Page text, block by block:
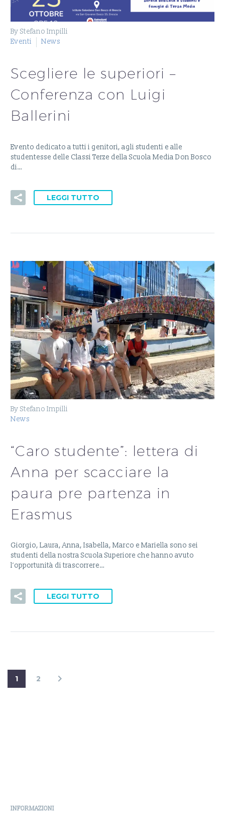
By Stefano Impilli
Eventi
News
Scegliere le superiori –
Conferenza con Luigi
Ballerini
Evento dedicato a tutti i genitori, agli studenti e alle
studentesse delle Classi Terze della Scuola Media Don Bosco
di…
LEGGI TUTTO
By Stefano Impilli
News
“Caro studente”: lettera di
Anna per scacciare la
paura pre partenza in
Erasmus
Giorgio, Laura, Anna, Isabella, Marco e Mariella sono sei
studenti della nostra Scuola Superiore che hanno avuto
l’opportunità di trascorrere…
LEGGI TUTTO
1 2
INFORMAZIONI